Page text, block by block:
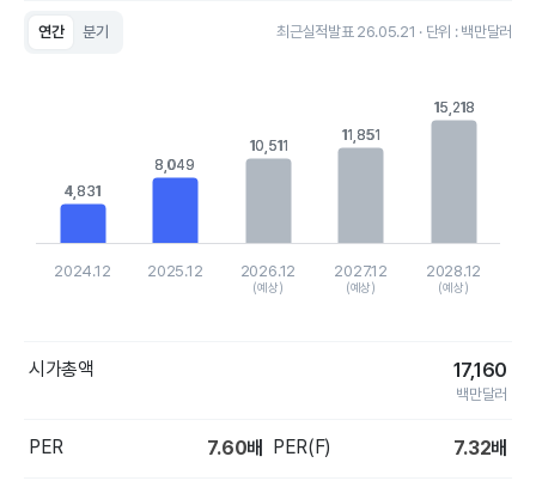
연간 분기 최근실적발표 26.05.21 · 단위 : 백만달러
The chart has 1 X axis displaying categories.
The chart has 1 Y axis displaying values. Data ranges from
4,831
4,831
8,049
8,049
10,511
10,511
11,851
11,851
15,218
15,218
2024.12 2025.12 2026.12
(예상)
2027.12
(예상)
2028.12
(예상)
시가총액 17,160
백만달러
PER 7.60배 PER(F) 7.32배